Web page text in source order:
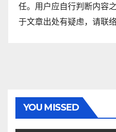
任。用户应自行判断内容
于文章出处有疑虑，请联
YOU MISSED